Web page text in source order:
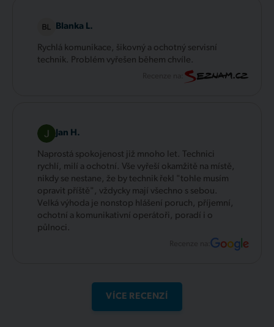
Blanka L.
Rychlá komunikace, šikovný a ochotný servisní
technik. Problém vyřešen během chvíle.
Jan H.
Naprostá spokojenost již mnoho let. Technici
rychlí, milí a ochotní. Vše vyřeší okamžitě na místě,
nikdy se nestane, že by technik řekl "tohle musím
opravit příště", vždycky mají všechno s sebou.
Velká výhoda je nonstop hlášení poruch, příjemní,
ochotní a komunikativní operátoři, poradí i o
půlnoci.
Recenze na:
VÍCE RECENZÍ